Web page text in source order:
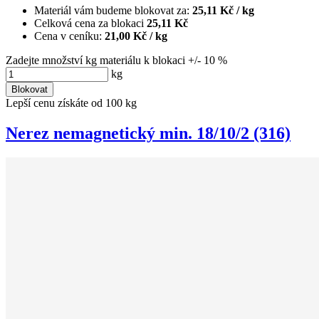
Materiál vám budeme blokovat za: 25,11 Kč / kg
Celková cena za blokaci 25,11 Kč
Cena v ceníku: 21,00 Kč / kg
Zadejte množství kg materiálu k blokaci +/- 10 %
kg
Blokovat
Lepší cenu získáte od 100 kg
Nerez nemagnetický min. 18/10/2 (316)